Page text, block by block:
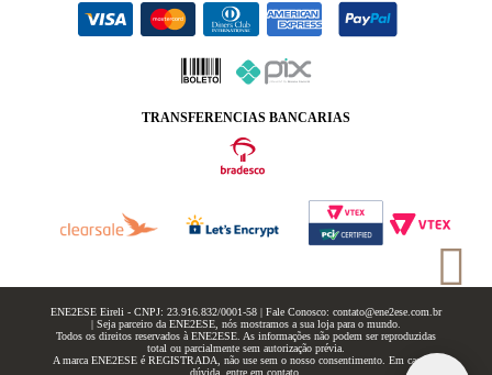
TRANSFERENCIAS BANCARIAS
ENE2ESE Eireli - CNPJ: 23.916.832/0001-58 | Fale Conosco: contato@ene2ese.com.br
| Seja parceiro da ENE2ESE, nós mostramos a sua loja para o mundo.
Todos os direitos reservados à ENE2ESE. As informações não podem ser reproduzidas
total ou parcialmente sem autorização prévia.
A marca ENE2ESE é REGISTRADA, não use sem o nosso consentimento. Em caso de
dúvida, entre em contato.